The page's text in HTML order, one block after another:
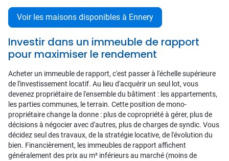
Voir les maisons disponibles à Ennery
Investir dans un immeuble de rapport
pour maximiser le rendement
Acheter un immeuble de rapport, c'est passer à l'échelle supérieure
de l'investissement locatif. Au lieu d'acquérir un seul lot, vous
devenez propriétaire de l'ensemble du bâtiment : les appartements,
les parties communes, le terrain. Cette position de mono-
propriétaire change la donne : plus de copropriété à gérer, plus de
décisions à négocier avec d'autres, plus de charges de syndic. Vous
décidez seul des travaux, de la stratégie locative, de l'évolution du
bien. Financièrement, les immeubles de rapport affichent
généralement des prix au m² inférieurs au marché (moins de